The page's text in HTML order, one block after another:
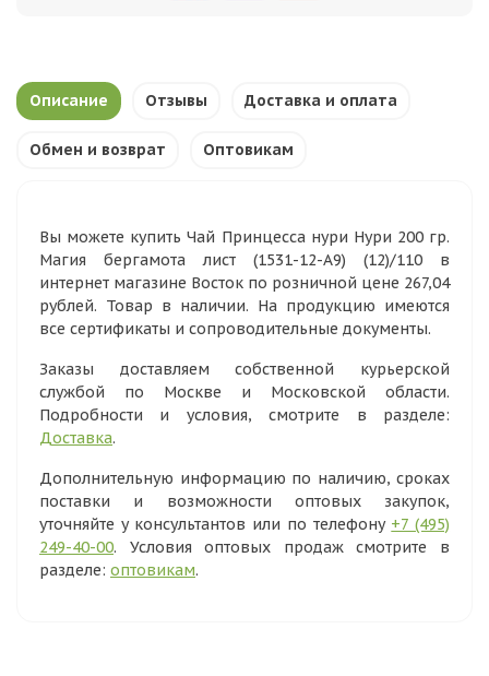
Описание Отзывы Доставка и оплата
Обмен и возврат Оптовикам
Вы можете купить Чай Принцесса нури Нури 200 гр.
Магия бергамота лист (1531-12-А9) (12)/110 в
интернет магазине Восток по розничной цене 267,04
рублей. Товар в наличии. На продукцию имеются
все сертификаты и сопроводительные документы.
Заказы доставляем собственной курьерской
службой по Москве и Московской области.
Подробности и условия, смотрите в разделе:
Доставка.
Дополнительную информацию по наличию, сроках
поставки и возможности оптовых закупок,
уточняйте у консультантов или по телефону +7 (495)
249-40-00. Условия оптовых продаж смотрите в
разделе: оптовикам.